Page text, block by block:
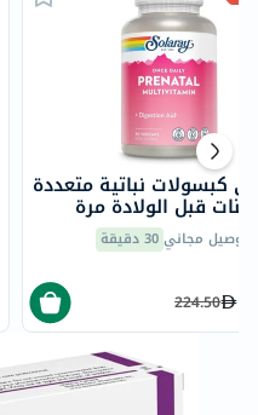
كبسولات نباتية متعددة
قبل الولادة مرة
يوميًا مع حمض
والحديد توصيل مجاني30 دقيقة
224.50